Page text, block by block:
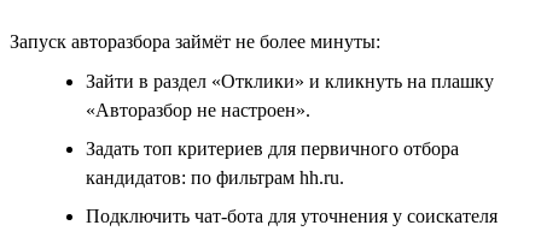
Запуск авторазбора займёт не более минуты:
Зайти в раздел «Отклики» и кликнуть на плашку
«Авторазбор не настроен».
Задать топ критериев для первичного отбора
кандидатов: по фильтрам hh.ru.
Подключить чат-бота для уточнения у соискателя